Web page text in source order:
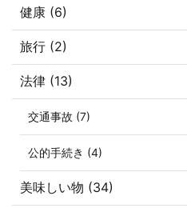
健康 (6)
旅行 (2)
法律 (13)
交通事故 (7)
公的手続き (4)
美味しい物 (34)